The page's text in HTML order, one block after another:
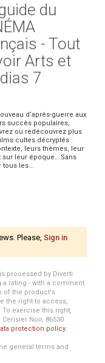
du
- Tout
Arts et
7
d’après-guerre aux
succès populaires,
ou redécouvrez plus
cultes décryptés :
leurs thèmes, leur
sur leur époque… Sans
tous les...
Please, Sign in
processed by Diverti
rating - with a comment
of the product's
the right to access,
exercise this right,
Noir, 86530
protection policy.
general terms and